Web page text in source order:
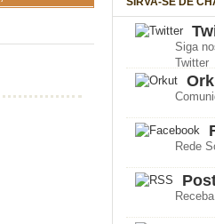
Siga
Twitter
Rede